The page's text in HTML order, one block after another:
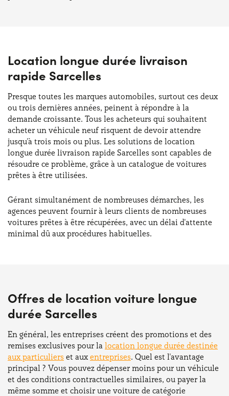
Location longue durée livraison
rapide Sarcelles
Presque toutes les marques automobiles, surtout ces deux
ou trois dernières années, peinent à répondre à la
demande croissante. Tous les acheteurs qui souhaitent
acheter un véhicule neuf risquent de devoir attendre
jusqu'à trois mois ou plus. Les solutions de location
longue durée livraison rapide Sarcelles sont capables de
résoudre ce problème, grâce à un catalogue de voitures
prêtes à être utilisées.
Gérant simultanément de nombreuses démarches, les
agences peuvent fournir à leurs clients de nombreuses
voitures prêtes à être récupérées, avec un délai d'attente
minimal dû aux procédures habituelles.
Offres de location voiture longue
durée Sarcelles
En général, les entreprises créent des promotions et des
remises exclusives pour la location longue durée destinée
aux particuliers et auxentreprises. Quel est l'avantage
principal ? Vous pouvez dépenser moins pour un véhicule
et des conditions contractuelles similaires, ou payer la
même somme et choisir une voiture de catégorie